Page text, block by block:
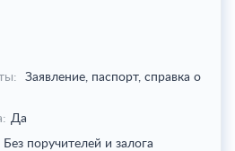
Заявление, паспорт, справка о
Да
Без поручителей и залога